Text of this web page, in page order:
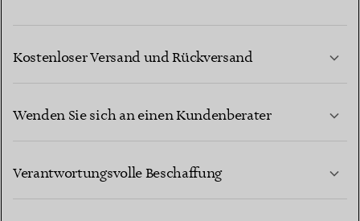
Kostenloser Versand und Rückversand
Wenden Sie sich an einen Kundenberater
Verantwortungsvolle Beschaffung